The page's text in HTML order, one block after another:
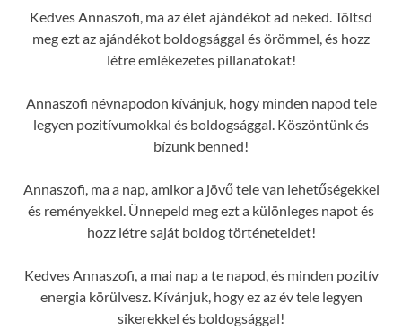
Kedves Annaszofi, ma az élet ajándékot ad neked. Töltsd
meg ezt az ajándékot boldogsággal és örömmel, és hozz
létre emlékezetes pillanatokat!
Annaszofi névnapodon kívánjuk, hogy minden napod tele
legyen pozitívumokkal és boldogsággal. Köszöntünk és
bízunk benned!
Annaszofi, ma a nap, amikor a jövő tele van lehetőségekkel
és reményekkel. Ünnepeld meg ezt a különleges napot és
hozz létre saját boldog történeteidet!
Kedves Annaszofi, a mai nap a te napod, és minden pozitív
energia körülvesz. Kívánjuk, hogy ez az év tele legyen
sikerekkel és boldogsággal!